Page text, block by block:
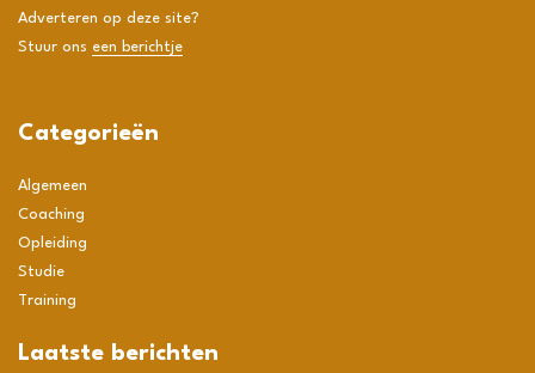
Adverteren op deze site?
Stuur ons een berichtje
Categorieën
Algemeen
Coaching
Opleiding
Studie
Training
Laatste berichten